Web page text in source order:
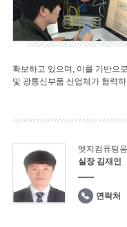
확보하고 있으며, 이를 기반으
및 광통신부품 산업체가 협력
엣지컴퓨팅
실장 김재인
연락처